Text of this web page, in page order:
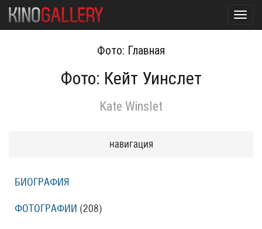
Фото: Главная
Фото: Кейт Уинслет
Kate Winslet
навигация
БИОГРАФИЯ
ФОТОГРАФИИ (208)